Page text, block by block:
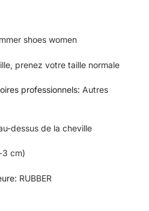
shoes women
prenez votre taille normale
professionnels: Autres
dessus de la cheville
3 cm)
: RUBBER